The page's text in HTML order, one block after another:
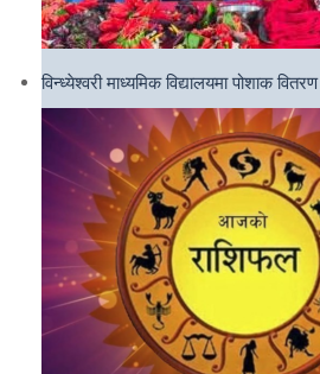
विन्ध्येश्वरी माध्यमिक विद्यालयमा पोशाक वितरण